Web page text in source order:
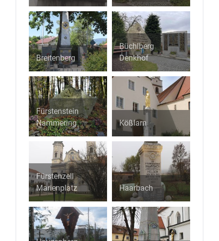
Breitenberg
Büchlberg
Denkhof
Fürstenstein
Nammering
Kößlarn
Fürstenzell
Marienplatz
Haarbach